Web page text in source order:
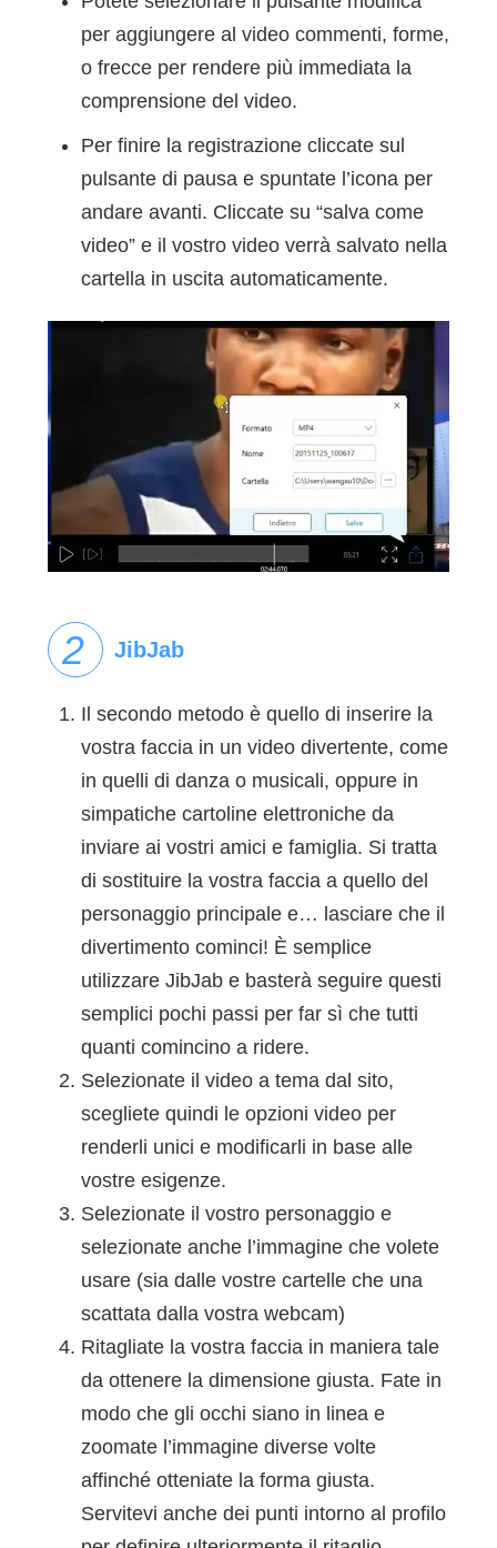
per aggiungere al video commenti, forme,
o frecce per rendere più immediata la
comprensione del video.
Per finire la registrazione cliccate sul
pulsante di pausa e spuntate l’icona per
andare avanti. Cliccate su “salva come
video” e il vostro video verrà salvato nella
cartella in uscita automaticamente.
JibJab
Il secondo metodo è quello di inserire la
vostra faccia in un video divertente, come
in quelli di danza o musicali, oppure in
simpatiche cartoline elettroniche da
inviare ai vostri amici e famiglia. Si tratta
di sostituire la vostra faccia a quello del
personaggio principale e… lasciare che il
divertimento cominci! È semplice
utilizzare JibJab e basterà seguire questi
semplici pochi passi per far sì che tutti
quanti comincino a ridere.
Selezionate il video a tema dal sito,
scegliete quindi le opzioni video per
renderli unici e modificarli in base alle
vostre esigenze.
Selezionate il vostro personaggio e
selezionate anche l’immagine che volete
usare (sia dalle vostre cartelle che una
scattata dalla vostra webcam)
Ritagliate la vostra faccia in maniera tale
da ottenere la dimensione giusta. Fate in
modo che gli occhi siano in linea e
zoomate l’immagine diverse volte
affinché otteniate la forma giusta.
Servitevi anche dei punti intorno al profilo